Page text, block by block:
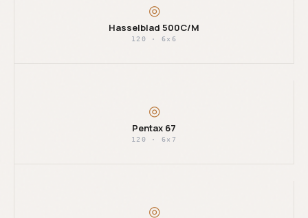
◎
Hasselblad 500C/M
120 · 6×6
◎
Pentax 67
120 · 6×7
◎